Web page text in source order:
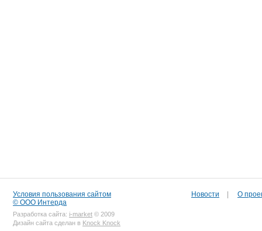
Условия пользования сайтом
© ООО Интерда
Разработка сайта: i-market © 2009
Дизайн сайта сделан в Knock Knock
Новости О